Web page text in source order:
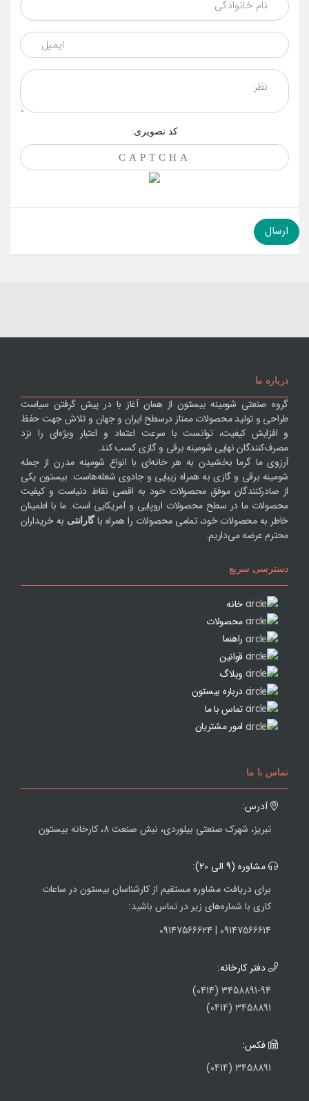
کد تصویری:
درباره ما
گروه صنعتی شومینه بیستون از همان آغاز با در پیش گرفتن سیاست
طراحی و تولید محصولات ممتاز درسطح ایران و جهان و تلاش جهت حفظ
و افزایش کیفیت، توانست با سرعت اعتماد و اعتبار ویژه‌ای را نزد
مصرف‌کنندگان نهایی شومینه برقی و گازی کسب کند.
آرزوی ما گرما بخشیدن به هر خانه‌ای با انواع شومینه مدرن از جمله
شومینه برقی و گازی به همراه زیبایی و جادوی شعله‌هاست. بیستون یکی
از صادرکنندگان موفق محصولات خود به اقصی نقاط دنیاست و کیفیت
محصولات ما در سطح محصولات اروپایی و آمریکایی است. ما با اطمینان
خاطر به محصولات خود، تمامی محصولات را همراه باگارانتی به خریداران
محترم عرضه می‌داریم.
دسترسی سریع
خانه
محصولات
راهنما
قوانین
وبلاگ
درباره بیستون
تماس با ما
امور مشتریان
تماس با ما
آدرس:
تبریز، شهرک صنعتی بیلوردی، نبش صنعت 8، کارخانه بیستون
مشاوره (9 الی 20):
برای دریافت مشاوره مستقیم از کارشناسان بیستون در ساعات
کاری با شماره‌های زیر در تماس باشید:
09147566614 | 09147566624
دفتر کارخانه:
3458891-94 (0414)
3458891 (0414)
فکس:
3458891 (0414)